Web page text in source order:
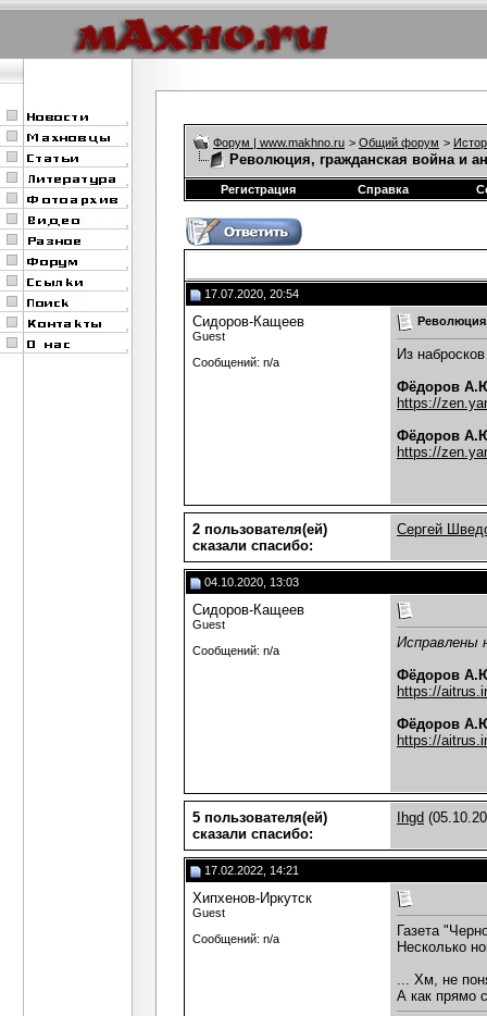
Форум | www.makhno.ru > Общий форум >
Революция, гражданская война и
Регистрация Справка
17.07.2020, 20:54
Сидоров-Кащеев
Guest
Сообщений: n/a
Из набросков
Фёдоров
https://
Фёдоров
https://
2 пользователя(ей)
сказали cпасибо:
Сергей
04.10.2020, 13:03
Сидоров-Кащеев
Guest
Сообщений: n/a
Исправлены
Фёдоров
https://
Фёдоров
https://
5 пользователя(ей)
сказали cпасибо:
Ihgd
17.02.2022, 14:21
Хипхенов-Иркутск
Guest
Сообщений: n/a
Газета
Несколько
... Хм, не
А как прямо